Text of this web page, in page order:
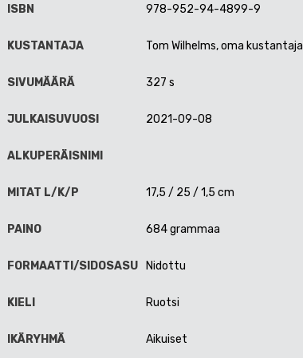
ISBN 978-952-94-4899-9
KUSTANTAJA Tom Wilhelms, oma kustantaja
SIVUMÄÄRÄ 327 s
JULKAISUVUOSI 2021-09-08
ALKUPERÄISNIMI
MITAT L/K/P 17,5 / 25 / 1,5 cm
PAINO 684 grammaa
FORMAATTI/SIDOSASU Nidottu
KIELI Ruotsi
IKÄRYHMÄ Aikuiset